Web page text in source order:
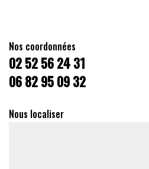
Nos coordonnées
02 52 56 24 31
06 82 95 09 32
Nous localiser